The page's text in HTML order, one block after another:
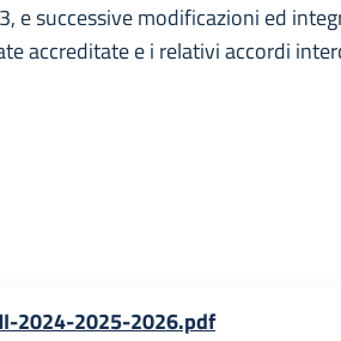
e successive modificazioni ed
accreditate e i relativi accordi
2024-2025-2026.pdf